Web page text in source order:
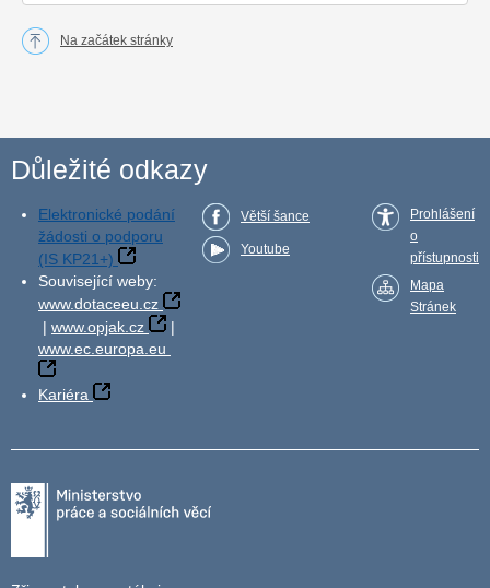
Na začátek stránky
Důležité odkazy
Elektronické podání
žádosti o podporu
(IS KP21+)
Související weby:
www.dotaceeu.cz
| www.opjak.cz
|
www.ec.europa.eu
Kariéra
Větší šance
Youtube
Prohlášení
o
přístupnosti
Mapa
Stránek